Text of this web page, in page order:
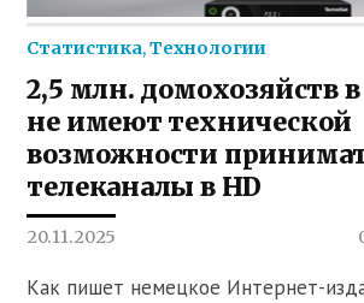
Статистика,Технологии
2,5 млн. домохозяйств
не имеют технической
возможности
телеканалы в HD
20.11.2025
Как пишет немецкое Интернет-